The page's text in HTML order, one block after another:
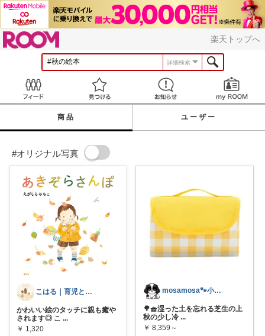
楽天トップへ
詳細検索
見つける お知らせ
商品 ユーザー
#オリジナル写真
こはる｜育児と暮らし
かわいい絵のタッチに親も癒や
されます◎ こ ...
￥ 1,320
mosamosa🐾小さめバッグの日々✨
🌳🧺湿った土を忘れる芝生の上
秋の少し冷 ...
￥ 8,359～